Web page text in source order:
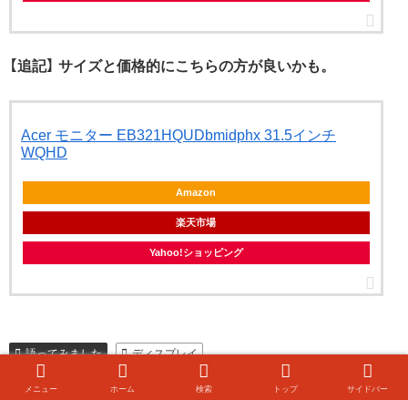
【追記】 サイズと価格的にこちらの方が良いかも。
Acer モニター EB321HQUDbmidphx 31.5インチ
WQHD
Amazon
楽天市場
Yahoo!ショッピング
語ってみました ディスプレイ
シェアする
メニュー ホーム 検索 トップ サイドバー